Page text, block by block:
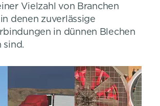
Vielzahl von Branchen
denen zuverlässige
in dünnen Blechen
sind.